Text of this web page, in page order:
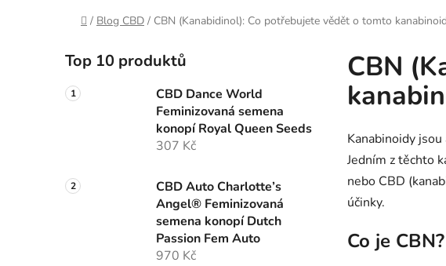
Domů
/ Blog CBD / CBN (Kanabidinol): Co potřebujete vědět o tomto
o
s
t
n
Top 10 produktů
CBD Dance World
Feminizovaná semena
konopí Royal Queen Seeds
307 Kč
CBD Auto Charlotte’s
Angel® Feminizovaná
semena konopí Dutch
Passion Fem Auto
970 Kč
CBN
Kanabinoidy
Jedním z těchto
nebo CBD
účinky.
Co je CBN?